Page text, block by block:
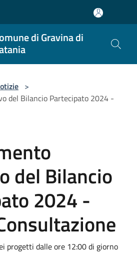
di Gravina di
>
del Bilancio Partecipato 2024 -
del Bilancio
2024 -
progetti dalle ore 12:00 di giorno